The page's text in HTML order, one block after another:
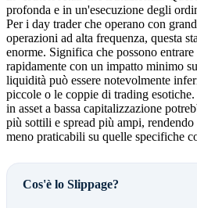
profonda e in un'esecuzione degli
Per i day trader che operano con
operazioni ad alta frequenza, questa
enorme. Significa che possono
rapidamente con un impatto minimo
liquidità può essere notevolmente
piccole o le coppie di trading
in asset a bassa capitalizzazione
più sottili e spread più ampi,
meno praticabili su quelle specifiche
Cos'è lo Slippage?